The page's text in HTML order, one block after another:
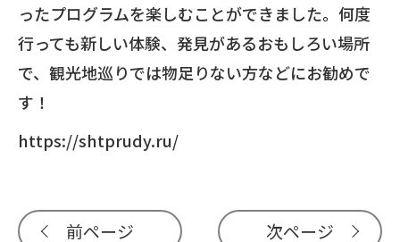
ったプログラムを楽しむことができました。何度
行っても新しい体験、発見があるおもしろい場所
で、観光地巡りでは物足りない方などにお勧めで
す！
https://shtprudy.ru/
前ページ 次ページ